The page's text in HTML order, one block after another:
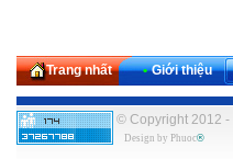
Trang nhất • Giới thiệu
© Copyright 2012 -
Design by Phuoc®